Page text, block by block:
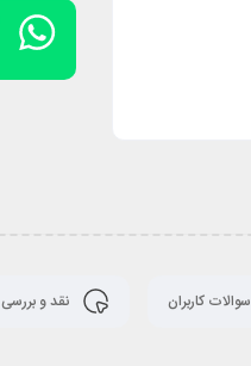
سوالات کاربران نقد و بررسی